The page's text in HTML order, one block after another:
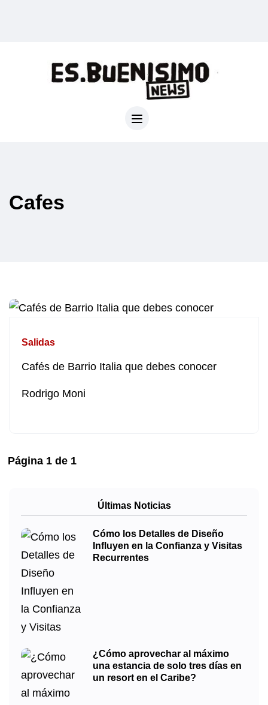
Cafes
Salidas
Cafés de Barrio Italia que debes conocer
Rodrigo Moni
Página 1 de 1
Últimas Noticias
Cómo los Detalles de Diseño
Influyen en la Confianza y Visitas
Recurrentes
¿Cómo aprovechar al máximo
una estancia de solo tres días en
un resort en el Caribe?